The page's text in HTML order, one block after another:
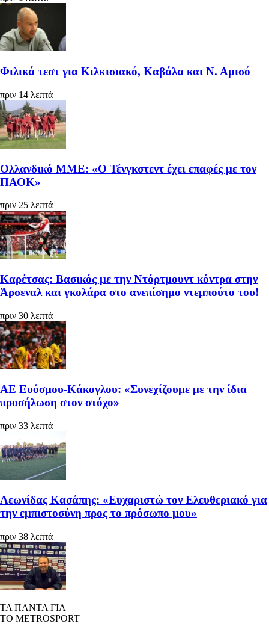
Φιλικά τεστ για Κιλκισιακό, Καβάλα και Ν. Αμισό
πριν 14 λεπτά
Ολλανδικό ΜΜΕ: «Ο Τένγκστεντ έχει επαφές με τον
ΠΑΟΚ»
πριν 25 λεπτά
Καρέτσας: Βασικός με την Ντόρτμουντ κόντρα στην
Άρσεναλ και γκολάρα στο ανεπίσημο ντεμπούτο του!
πριν 30 λεπτά
ΑΕ Ευόσμου-Κάκογλου: «Συνεχίζουμε με την ίδια
προσήλωση στον στόχο»
πριν 33 λεπτά
Λεωνίδας Κασάπης: «Ευχαριστώ τον Ελευθεριακό για
την εμπιστοσύνη προς το πρόσωπο μου»
πριν 38 λεπτά
ΤΑ ΠΑΝΤΑ ΓΙΑ
ΤΟ METROSPORT